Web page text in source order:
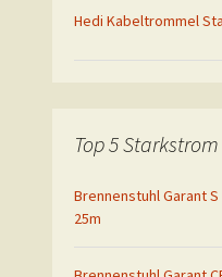
Hedi Kabeltrommel
Top 5
Brennenstuhl Garant S
25m